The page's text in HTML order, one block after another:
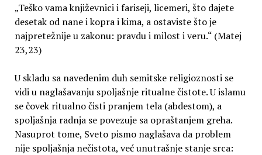
„Teško vama književnici i fariseji, licemeri, što dajete
desetak od nane i kopra i kima, a ostaviste što je
najpretežnije u zakonu: pravdu i milost i veru.“ (Matej
23,23)
U skladu sa navedenim duh semitske religioznosti se
vidi u naglašavanju spoljašnje ritualne čistote. U islamu
se čovek ritualno čisti pranjem tela (abdestom), a
spoljašnja radnja se povezuje sa opraštanjem greha.
Nasuprot tome, Sveto pismo naglašava da problem
nije spoljašnja nečistota, već unutrašnje stanje srca: